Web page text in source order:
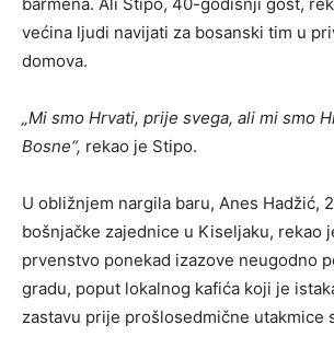
većina ljudi navijati za bosanski tim u
domova.
„Mi smo Hrvati, prije svega, ali mi smo
Bosne“, rekao je Stipo.
U obližnjem nargila baru, Anes Hadžić,
bošnjačke zajednice u Kiseljaku, rekao
prvenstvo ponekad izazove neugodno
gradu, poput lokalnog kafića koji je
zastavu prije prošlosedmične utakmice